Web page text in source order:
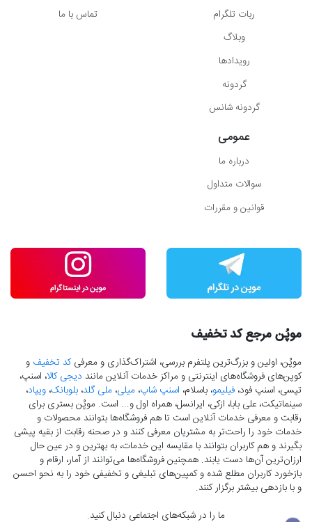
ربات تلگرام
وبلاگ
رویدادها
گردونه
گردونه شانس
تماس با ما
عمومی
درباره ما
سوالات متداول
قوانین و مقررات
موپُن مرجع کد تخفیف
موپُن، اولین و بزرگ‌ترین پلتفرم بررسی، اشتراک‌گذاری و معرفیکد تخفیف و
کوپن‌های فروشگاه‌های اینترنتی و مراکز خدمات آنلاین مانند دیجی کالا، اسنپ،
تپسی، اسنپ فود، فیلیمو، باسلام، اسنپ شاپ، میلی، ملی گلد، بلوبانک، ویپاد،
سینماتیکت، علی بابا، ازکی، ایرانسل، همراه اول و... است. موپُن بستری برای
رقابت و معرفی خدمات آنلاین است تا هم فروشگاه‌ها بتوانند محصولات و
خدمات خود را راحت‌تر به مشتریان معرفی کنند و در صحنه رقابت از بقیه پیشی
بگیرند و هم کاربران بتوانند با مقایسه این خدمات، به بهترین و در عین حال
ارزان‌ترین آن‌ها دست‌ یابند. همچنین فروشگاه‌ها می‌توانند از آمار، ارقام و
بازخورد کاربران مطلع شده و کمپین‌های تبلیغی و تخفیفی خود را به نحو احسن
و با بازدهی بیشتر برگزار کنند.
ما را در شبکه‌های اجتماعی دنبال کنید.